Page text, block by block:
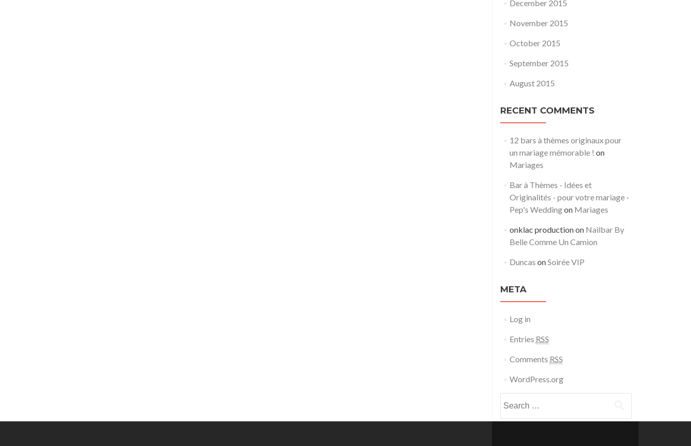
December 2015
November 2015
October 2015
September 2015
August 2015
RECENT COMMENTS
12 bars à thèmes originaux pour
un mariage mémorable ! on
Mariages
Bar à Thèmes - Idées et
Originalités - pour votre mariage -
Pep's Weddingon Mariages
onklac productionon Nailbar By
Belle Comme Un Camion
Duncas onSoirée VIP
META
Log in
Entries RSS
Comments RSS
WordPress.org